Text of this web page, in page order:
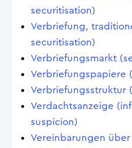
securitisation)
Verbriefung,
securitisation)
Verbriefungsmarkt
Verbriefungspapiere
Verbriefungsstruktur
Verdachtsanzeige
suspicion)
Vereinbarungen